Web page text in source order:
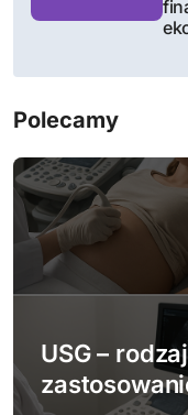
g
a
c
w
i
Polecamy
USG –